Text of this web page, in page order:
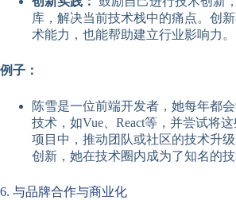
库，解决当前技术栈中的痛点。创
术能力，也能帮助建立行业影响力。
例子：
陈雪是一位前端开发者，她每年都
技术，如Vue、React等，并尝试将
项目中，推动团队或社区的技术升
创新，她在技术圈内成为了知名的技
6. 与品牌合作与商业化